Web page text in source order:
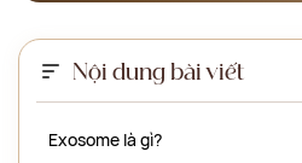
Nội dung bài viết
Exosome là gì?